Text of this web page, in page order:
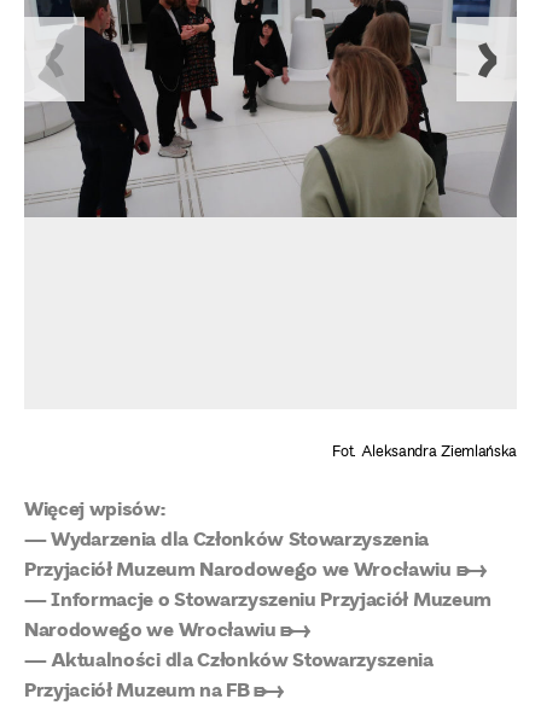
Fot. Aleksandra Ziemlańska
Więcej wpisów:
— Wydarzenia dla Członków Stowarzyszenia
Przyjaciół Muzeum Narodowego we Wrocławiu ➸
— Informacje o Stowarzyszeniu Przyjaciół Muzeum
Narodowego we Wrocławiu ➸
— Aktualności dla Członków Stowarzyszenia
Przyjaciół Muzeum na FB ➸